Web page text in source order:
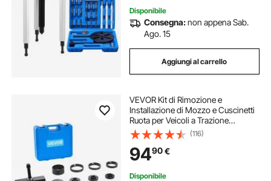
Disponibile
Consegna:non appena Sab.
Ago. 15
Aggiungi al carrello
VEVOR Kit di Rimozione e
Installazione di Mozzo e Cuscinetti
Ruota per Veicoli a Trazione
Anteriore, Strumento di Rimozione
dei Cuscinetti Ruota Anteriore, Kit di
Sostituzione Parti di Autoveicoli
(116)
9490€
Disponibile